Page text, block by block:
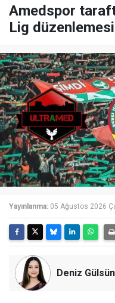
Amedspor
Lig düzenlemesi
Yayınlanma: 05 Ağustos 2026
Deniz Gülsün